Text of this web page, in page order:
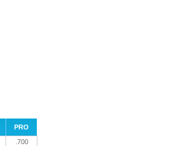
PRO
.700